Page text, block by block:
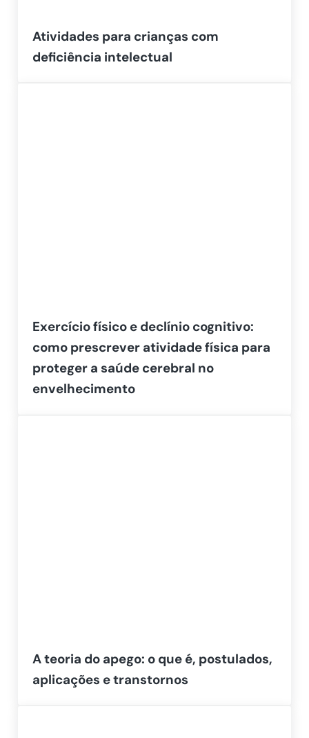
Atividades para crianças com
deficiência intelectual
Exercício físico e declínio cognitivo:
como prescrever atividade física para
proteger a saúde cerebral no
envelhecimento
A teoria do apego: o que é, postulados,
aplicações e transtornos